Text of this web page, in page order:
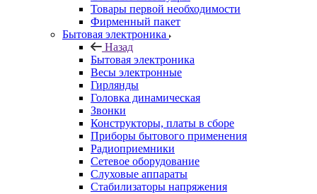
Товары первой необходимости
Фирменный пакет
Бытовая электроника
Назад
Бытовая электроника
Весы электронные
Гирлянды
Головка динамическая
Звонки
Конструкторы, платы в сборе
Приборы бытового применения
Радиоприемники
Сетевое оборудование
Слуховые аппараты
Стабилизаторы напряжения